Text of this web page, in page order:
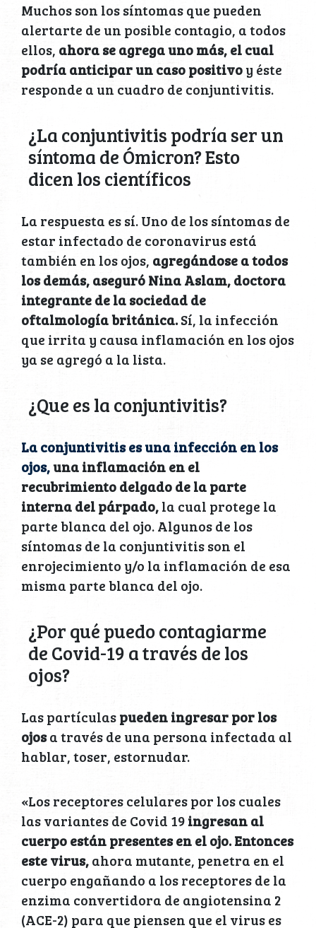
Muchos son los síntomas que pueden
alertarte de un posible contagio, a todos
ellos, ahora se agrega uno más, el cual
podría anticipar un caso positivoy éste
responde a un cuadro de conjuntivitis.
¿La conjuntivitis podría ser un
síntoma de Ómicron? Esto
dicen los científicos
La respuesta es sí. Uno de los síntomas de
estar infectado de coronavirus está
también en los ojos, agregándose a todos
los demás, aseguró Nina Aslam, doctora
integrante de la sociedad de
oftalmología británica.Sí, la infección
que irrita y causa inflamación en los ojos
ya se agregó a la lista.
¿Que es la conjuntivitis?
La conjuntivitis es una infección en los
ojos,una inflamación en el
recubrimiento delgado de la parte
interna del párpado,la cual protege la
parte blanca del ojo. Algunos de los
síntomas de la conjuntivitis son el
enrojecimiento y/o la inflamación de esa
misma parte blanca del ojo.
¿Por qué puedo contagiarme
de Covid-19 a través de los
ojos?
Las partículaspueden ingresar por los
ojosa través de una persona infectada al
hablar, toser, estornudar.
«Los receptores celulares por los cuales
las variantes de Covid 19ingresan al
cuerpo están presentes en el ojo. Entonces
este virus,ahora mutante, penetra en el
cuerpo engañando a los receptores de la
enzima convertidora de angiotensina 2
(ACE-2) para que piensen que el virus es